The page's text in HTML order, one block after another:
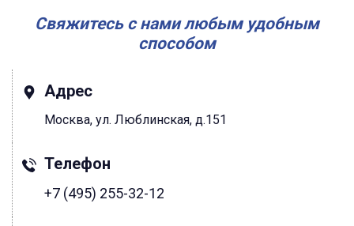
Свяжитесь с нами любым удобным
способом
Адрес
Москва, ул. Люблинская, д.151
Телефон
+7 (495) 255-32-12